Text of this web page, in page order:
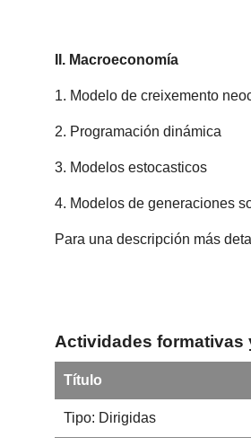
II. Macroeconomía
1. Modelo de creixemento
2. Programación dinámica
3. Modelos estocasticos
4. Modelos de generaciones
Para una descripción más
Actividades formativas
Título
Tipo: Dirigidas